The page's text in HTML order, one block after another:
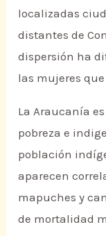
localizadas
distantes de
dispersión ha
las mujeres
La Araucanía
pobreza e
población
aparecen
mapuches y
de mortalidad